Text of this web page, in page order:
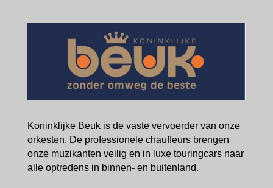
Koninklijke Beuk is de vaste vervoerder van onze
orkesten. De professionele chauffeurs brengen
onze muzikanten veilig en in luxe touringcars naar
alle optredens in binnen- en buitenland.